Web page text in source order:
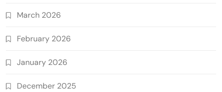
March 2026
February 2026
January 2026
December 2025